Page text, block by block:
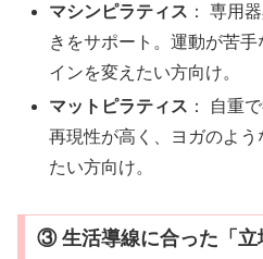
マシンピラティス ： 専用
きをサポート。運動が苦
インを変えたい方向け。
マットピラティス ： 自重
再現性が高く、ヨガのよ
たい方向け。
③ 生活導線に合った「立